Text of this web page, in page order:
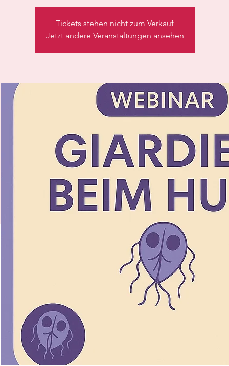
Tickets stehen nicht zum Verkauf
Jetzt andere Veranstaltungen ansehen